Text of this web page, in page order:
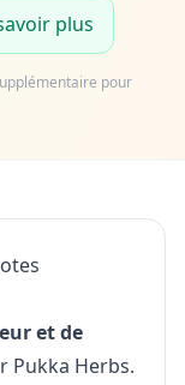
plus
pour
et de
Pukka Herbs.